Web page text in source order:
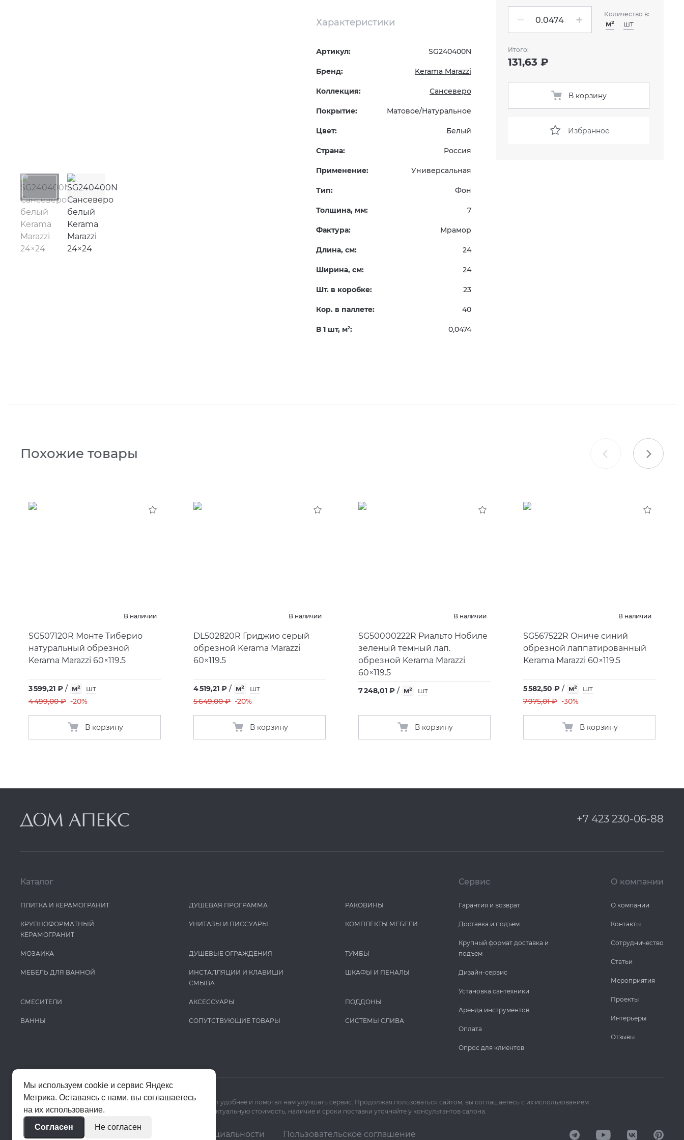
Характеристики
Артикул: SG240400N
Бренд: Kerama Marazzi
Коллекция: Сансеверо
Покрытие: Матовое/Натуральное
Цвет: Белый
Страна: Россия
Применение: Универсальная
Тип: Фон
Толщина, мм: 7
Фактура: Мрамор
Длина, см: 24
Ширина, см: 24
Шт. в коробке: 23
Кор. в паллете: 40
В 1 шт, м2: 0,0474
Количество в:
м² шт
Итого:
131,63 ₽
В корзину
Избранное
Похожие товары
В наличии
SG507120R Монте Тиберио
натуральный обрезной
Kerama Marazzi 60×119.5
3 599,21 ₽ / м²
шт
4 499,00 ₽ -20%
В корзину
В наличии
DL502820R Гриджио серый
обрезной Kerama Marazzi
60×119.5
4 519,21 ₽ / м²
шт
5 649,00 ₽ -20%
В корзину
В наличии
SG50000222R Риальто Нобиле
зеленый темный лап.
обрезной Kerama Marazzi
60×119.5
7 248,01 ₽ / м² шт
В корзину
В наличии
SG567522R Ониче синий
обрезной лаппатированный
Kerama Marazzi 60×119.5
5 582,50 ₽ / м²
шт
7 975,01 ₽ -30%
В корзину
+7 423 230-06-88
Каталог
ПЛИТКА И КЕРАМОГРАНИТ
КРУПНОФОРМАТНЫЙ
КЕРАМОГРАНИТ
МОЗАИКА
МЕБЕЛЬ ДЛЯ ВАННОЙ
СМЕСИТЕЛИ
ВАННЫ
ДУШЕВАЯ ПРОГРАММА
УНИТАЗЫ И ПИCCУАРЫ
ДУШЕВЫЕ ОГРАЖДЕНИЯ
ИНСТАЛЛЯЦИИ И КЛАВИШИ
СМЫВА
АКСЕССУАРЫ
СОПУТСТВУЮЩИЕ ТОВАРЫ
РАКОВИНЫ
КОМПЛЕКТЫ МЕБЕЛИ
ТУМБЫ
ШКАФЫ И ПЕНАЛЫ
ПОДДОНЫ
СИСТЕМЫ СЛИВА
Сервис
Гарантия и возврат
Доставка и подъем
Крупный формат доставка и
подъем
Дизайн-сервис
Установка сантехники
Аренда инструментов
Оплата
Опрос для клиентов
О компании
О компании
Контакты
Сотрудничество
Статьи
Мероприятия
Проекты
Интерьеры
Отзывы
Мы используем cookie и Яндекс Метрику, чтобы сайт работал удобнее и помогал нам улучшать сервис. Продолжая пользоваться сайтом, вы соглашаетесь с их использованием.
Цены на сайте помогают ориентироваться в ассортименте. Актуальную стоимость, наличие и сроки поставки уточняйте у консультантов салона.
© 2020–2026 «Апекс» Политика конфиденциальности Пользовательское соглашение
Мы используем cookie и сервис Яндекс
Метрика. Оставаясь с нами, вы соглашаетесь
на их использование.
Согласен
Не согласен